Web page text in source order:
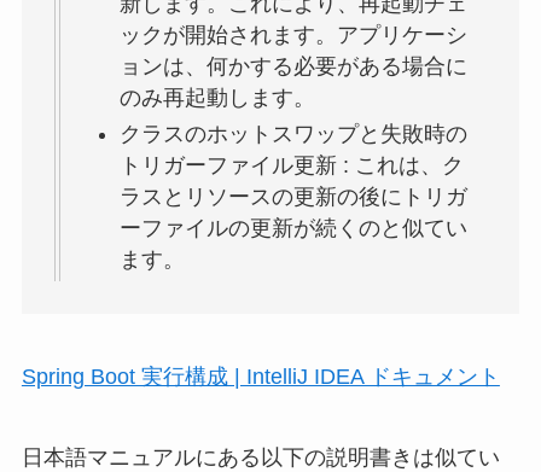
ックが開始されます。アプリケーシ
ョンは、何かする必要がある場合に
のみ再起動します。
クラスのホットスワップと失敗時の
トリガーファイル更新 : これは、ク
ラスとリソースの更新の後にトリガ
ーファイルの更新が続くのと似てい
ます。
Spring Boot 実行構成 | IntelliJ IDEA ドキュメント
日本語マニュアルにある以下の説明書きは似てい